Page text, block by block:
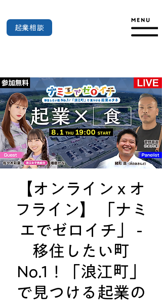
起業相談
【オンライン x オ
フライン】 「ナミ
エでゼロイチ」 -
移住したい町
No.1！「浪江町」
で見つける起業の